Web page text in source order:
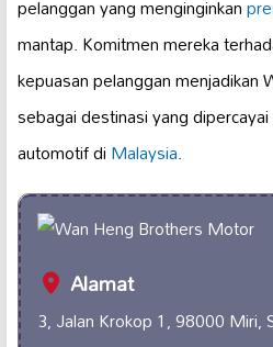
pelanggan yang menginginkan
mantap. Komitmen mereka
kepuasan pelanggan
sebagai destinasi yang
automotif diMalaysia.
Alamat
3, Jalan Krokop 1, 98000 Miri,